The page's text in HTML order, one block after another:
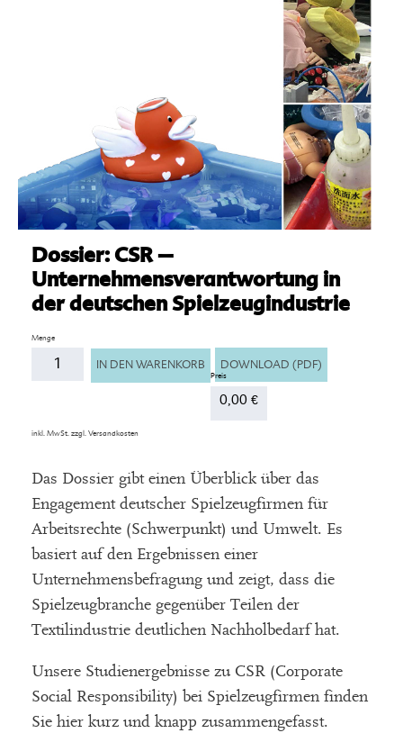
Dossier: CSR –
Unternehmensverantwortung in
der deutschen Spielzeugindustrie
DOWNLOAD (PDF)
Anzahl
IN DEN WARENKORB
0,00 €
inkl. MwSt. zzgl. Versandkosten
Das Dossier gibt einen Überblick über das
Engagement deutscher Spielzeugfirmen für
Arbeitsrechte (Schwerpunkt) und Umwelt. Es
basiert auf den Ergebnissen einer
Unternehmensbefragung und zeigt, dass die
Spielzeugbranche gegenüber Teilen der
Textilindustrie deutlichen Nachholbedarf hat.
Unsere Studienergebnisse zu CSR (Corporate
Social Responsibility) bei Spielzeugfirmen finden
Sie hier kurz und knapp zusammengefasst.